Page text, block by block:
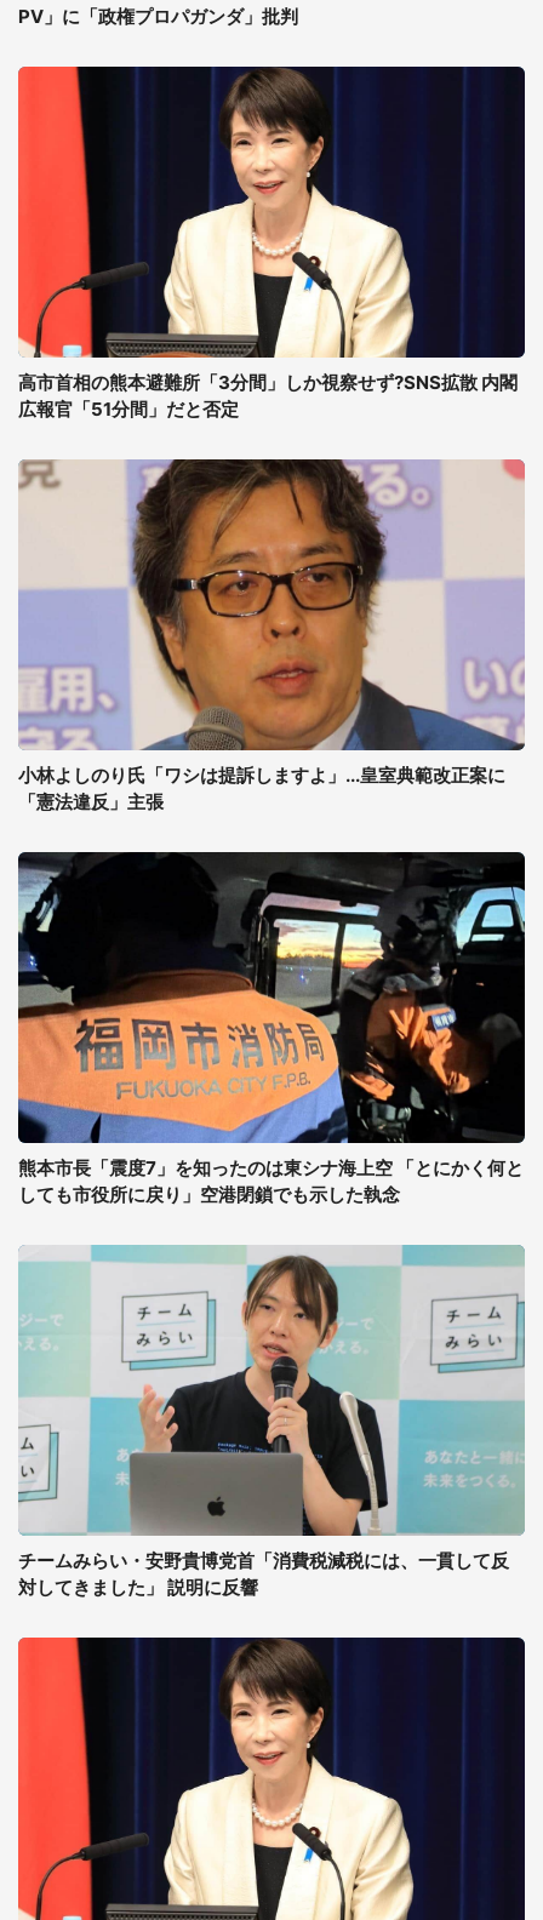
PV」に「政権プロパガンダ」批判
高市首相の熊本避難所「3分間」しか視察せず?SNS拡散 内閣
広報官「51分間」だと否定
小林よしのり氏「ワシは提訴しますよ」...皇室典範改正案に
「憲法違反」主張
熊本市長「震度7」を知ったのは東シナ海上空 「とにかく何と
しても市役所に戻り」空港閉鎖でも示した執念
チームみらい・安野貴博党首「消費税減税には、一貫して反
対してきました」 説明に反響